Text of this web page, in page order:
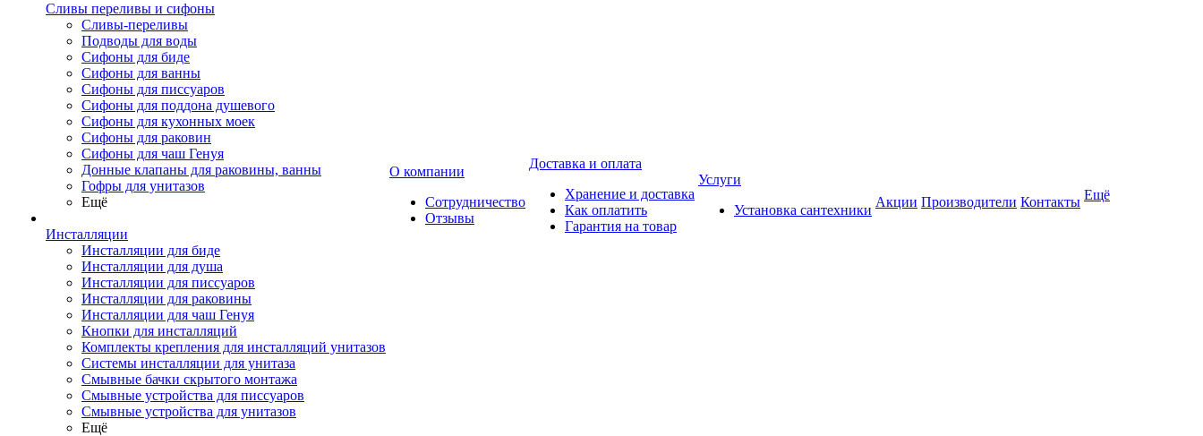
Сливы переливы и сифоны
Сливы-переливы
Подводы для воды
Сифоны для биде
Сифоны для ванны
Сифоны для писсуаров
Сифоны для поддона душевого
Сифоны для кухонных моек
Сифоны для раковин
Сифоны для чаш Генуя
Донные клапаны для раковины, ванны
Гофры для унитазов
Ещё
Инсталляции
Инсталляции для биде
Инсталляции для душа
Инсталляции для писсуаров
Инсталляции для раковины
Инсталляции для чаш Генуя
Кнопки для инсталляций
Комплекты крепления для инсталляций унитазов
Системы инсталляции для унитаза
Смывные бачки скрытого монтажа
Смывные устройства для писсуаров
Смывные устройства для унитазов
Ещё
О компании
Сотрудничество
Отзывы
Доставка и оплата
Хранение и доставка
Как оплатить
Гарантия на товар
Услуги
Установка сантехники
Акции Производители Контакты Ещё